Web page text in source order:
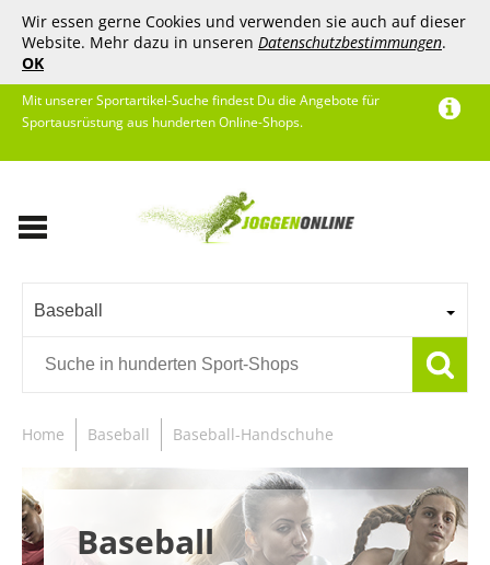
Wir essen gerne Cookies und verwenden sie auch auf dieser
Website. Mehr dazu in unseren Datenschutzbestimmungen.
OK
Mit unserer Sportartikel-Suche findest Du die Angebote für
Sportausrüstung aus hunderten Online-Shops.
Baseball
Home Baseball Baseball-Handschuhe
Baseball